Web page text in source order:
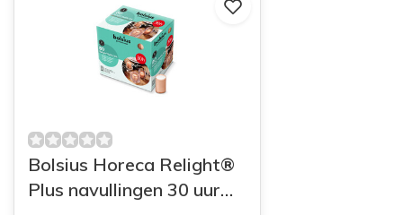
Bolsius Horeca Relight®
Plus navullingen 30 uur